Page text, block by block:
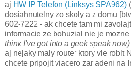
aj HW IP Telefon (Linksys SPA962)
dosiahnutelny zo skoly a z domu
602-7222 - ak chcete tam mi
informacie ze bohuzial nie je
think I've got into a geek speak now)
aj nejaky maly router ktory vie robit
chcete pripojit viacero zariadeni na